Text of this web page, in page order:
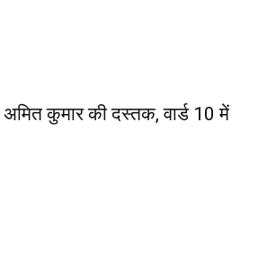
कुमार की दस्तक, वार्ड 10 में